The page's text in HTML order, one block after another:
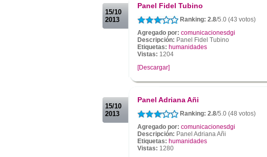
15/10
2013
Panel Fidel Tubino
Ranking: 2.8/5.0 (43 votos)
Agregado por: comunicacionesdgi
Descripción: Panel Fidel Tubino
Etiquetas: humanidades
Vistas: 1204
[Descargar]
15/10
2013
Panel Adriana Añi
Ranking: 2.8/5.0 (48 votos)
Agregado por: comunicacionesdgi
Descripción: Panel Adriana Añi
Etiquetas: humanidades
Vistas: 1280